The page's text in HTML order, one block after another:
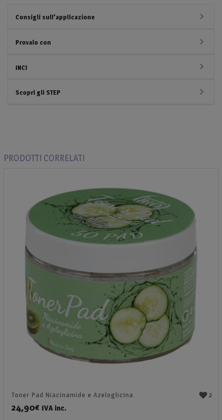
Consigli sull'applicazione
Provalo con
INCI
Scopri gli STEP
PRODOTTI CORRELATI
2
Toner Pad Niacinamide e Azeloglicina
24,90€ IVA inc.